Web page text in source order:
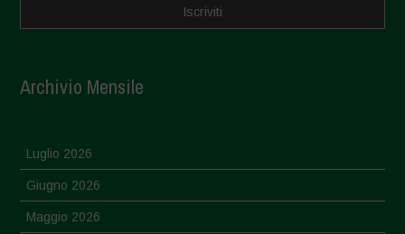
Archivio Mensile
Luglio 2026
Giugno 2026
Maggio 2026